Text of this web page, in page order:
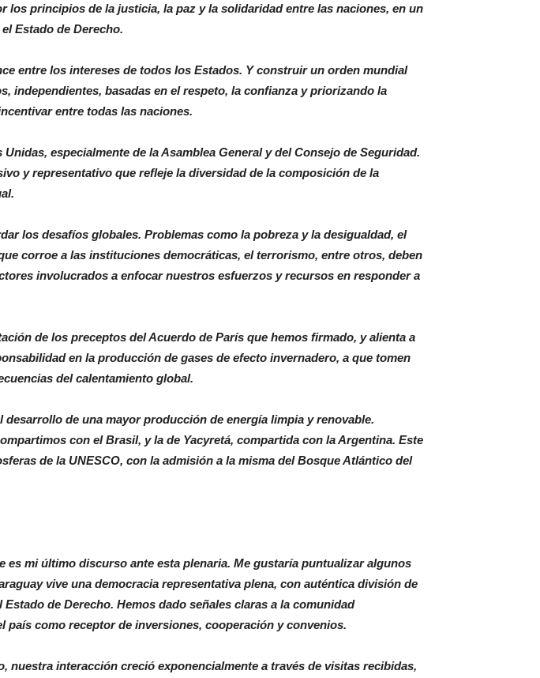
principios de la justicia, la paz y la solidaridad entre las naciones, en un
Estado de Derecho.
entre los intereses de todos los Estados. Y construir un orden mundial
independientes, basadas en el respeto, la confianza y priorizando la
entre todas las naciones.
especialmente de la Asamblea General y del Consejo de Seguridad.
y representativo que refleje la diversidad de la composición de la
los desafíos globales. Problemas como la pobreza y la desigualdad, el
corroe a las instituciones democráticas, el terrorismo, entre otros, deben
involucrados a enfocar nuestros esfuerzos y recursos en responder a
de los preceptos del Acuerdo de París que hemos firmado, y alienta a
en la producción de gases de efecto invernadero, a que tomen
del calentamiento global.
de una mayor producción de energía limpia y renovable.
con el Brasil, y la de Yacyretá, compartida con la Argentina. Este
de la UNESCO, con la admisión a la misma del Bosque Atlántico del
es mi último discurso ante esta plenaria. Me gustaría puntualizar algunos
vive una democracia representativa plena, con auténtica división de
de Derecho. Hemos dado señales claras a la comunidad
como receptor de inversiones, cooperación y convenios.
nuestra interacción creció exponencialmente a través de visitas recibidas,